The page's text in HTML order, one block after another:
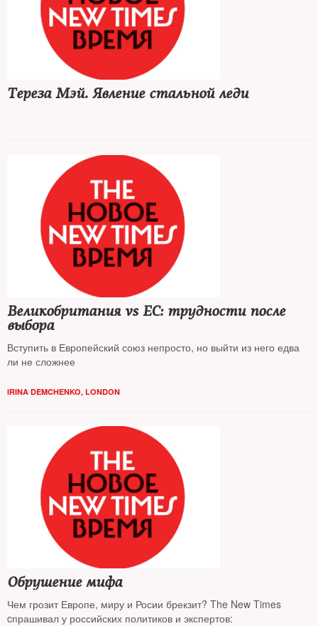
Тереза Мэй. Явление стальной леди
Великобритания vs ЕС: трудности после
выбора
Вступить в Европейский союз непросто, но выйти из него едва
ли не сложнее
IRINA DEMCHENKO, LONDON
Обрушение мифа
Чем грозит Европе, миру и Росии брекзит? The New Times
cпрашивал у российских политиков и экспертов: